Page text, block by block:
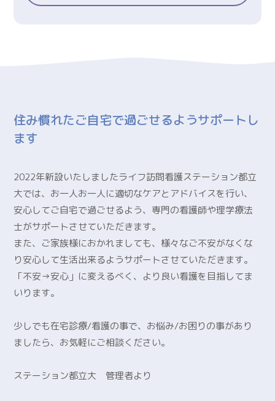
住み慣れたご自宅で過ごせるようサポートし
ます
2022年新設いたしましたライフ訪問看護ステーション都立
大では、お一人お一人に適切なケアとアドバイスを行い、
安心してご自宅で過ごせるよう、専門の看護師や理学療法
士がサポートさせていただきます。
また、ご家族様におかれましても、様々なご不安がなくな
り安心して生活出来るようサポートさせていただきます。
「不安→安心」に変えるべく、より良い看護を目指してま
いります。
少しでも在宅診療/看護の事で、お悩み/お困りの事があり
ましたら、お気軽にご相談ください。
ステーション都立大 管理者より